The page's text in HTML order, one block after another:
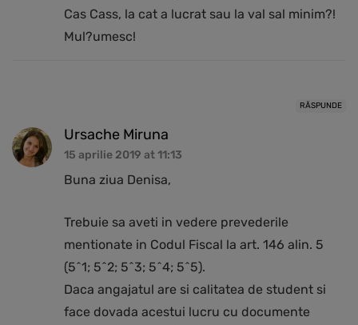
Cas Cass, la cat a lucrat sau la val sal minim?!
Mul?umesc!
RĂSPUNDE
Ursache Miruna
15 aprilie 2019 at 11:13
Buna ziua Denisa,
Trebuie sa aveti in vedere prevederile
mentionate in Codul Fiscal la art. 146 alin. 5
(5^1; 5^2; 5^3; 5^4; 5^5).
Daca angajatul are si calitatea de student si
face dovada acestui lucru cu documente